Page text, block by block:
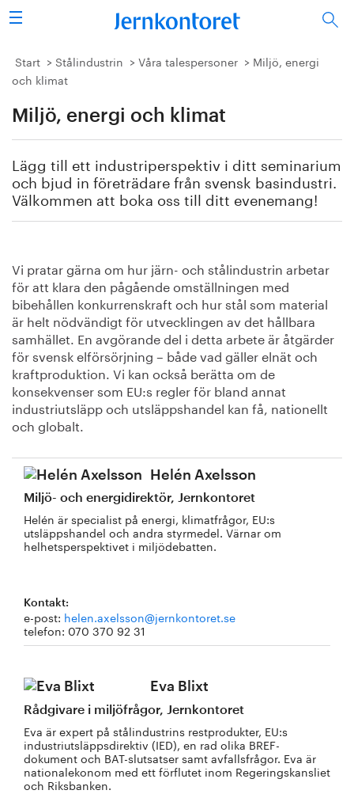
Sök
Stålindustrin
Forskning/utbildning
Energi/miljö
Vi tycker
Bildbank
Om oss
Start Stålindustrin Våra talespersoner
Miljö, energi
och klimat
Miljö, energi och klimat
Lägg till ett industriperspektiv i ditt seminarium
och bjud in företrädare från svensk basindustri.
Välkommen att boka oss till ditt evenemang!
Vi pratar gärna om hur järn- och stålindustrin arbetar
för att klara den pågående omställningen med
bibehållen konkurrenskraft och hur stål som material
är helt nödvändigt för utvecklingen av det hållbara
samhället. En avgörande del i detta arbete är åtgärder
för svensk elförsörjning – både vad gäller elnät och
kraftproduktion. Vi kan också berätta om de
konsekvenser som EU:s regler för bland annat
industriutsläpp och utsläppshandel kan få, nationellt
och globalt.
Helén Axelsson
Miljö- och energidirektör, Jernkontoret
Helén är specialist på energi, klimatfrågor, EU:s
utsläppshandel och andra styrmedel. Värnar om
helhetsperspektivet i miljödebatten.
Kontakt:
e-post: helen.axelsson@jernkontoret.se
telefon: 070 370 92 31
Eva Blixt
Rådgivare i miljöfrågor, Jernkontoret
Eva är expert på stålindustrins restprodukter, EU:s
industriutsläppsdirektiv (IED), en rad olika BREF-
dokument och BAT-slutsatser samt avfallsfrågor. Eva är
nationalekonom med ett förflutet inom Regeringskansliet
och Riksbanken.